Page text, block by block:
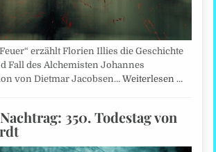
erzählt Florien Illies die Geschichte
Fall des Alchemisten Johannes
von Dietmar Jacobsen…Weiterlesen …
350. Todestag von